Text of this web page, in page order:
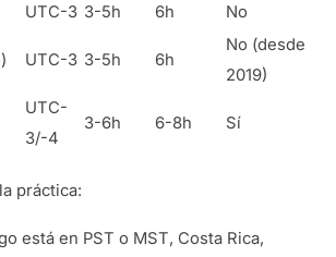
UTC-3 3-5h 6h No
UTC-3 3-5h 6h
No (desde
2019)
UTC-
3/-4
3-6h 6-8h Sí
práctica:
está en PST o MST, Costa Rica,